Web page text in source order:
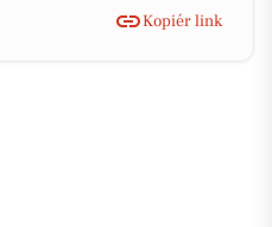
Kopiér link